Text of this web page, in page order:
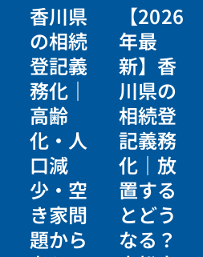
香川県
の相続
登記義
務化｜
高齢
化・人
口減
少・空
き家問
題から
【2026
年最
新】香
川県の
相続登
記義務
化｜放
置する
とどう
なる？